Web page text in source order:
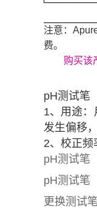
注意：
费。
购买该
pH测试笔
1、用途
发生偏移
2、校正频
pH测试笔
pH测试笔
更换测试